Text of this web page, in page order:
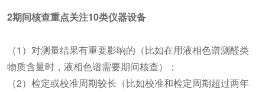
2期间核查重点关注10类仪器设备
（1）对测量结果有重要影响的（比如在用液相色谱测醛类
物质含量时，液相色谱需要期间核查）；
（2）检定或校准周期较长（比如校准和检定周期超过两年